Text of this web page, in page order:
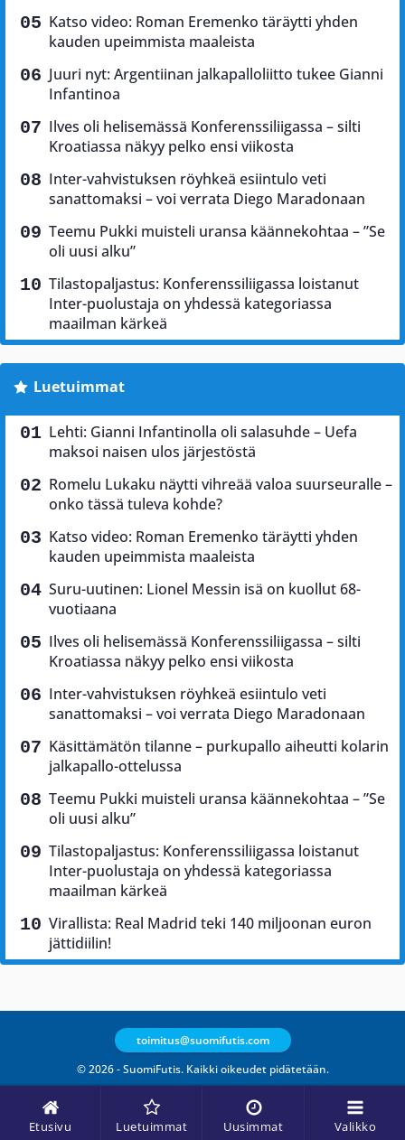
Etusivu Luetuimmat Uusimmat Valikko
Katso video: Roman Eremenko täräytti yhden
kauden upeimmista maaleista
Juuri nyt: Argentiinan jalkapalloliitto tukee Gianni
Infantinoa
Ilves oli helisemässä Konferenssiliigassa – silti
Kroatiassa näkyy pelko ensi viikosta
Inter-vahvistuksen röyhkeä esiintulo veti
sanattomaksi – voi verrata Diego Maradonaan
Teemu Pukki muisteli uransa käännekohtaa – ”Se
oli uusi alku”
Tilastopaljastus: Konferenssiliigassa loistanut
Inter-puolustaja on yhdessä kategoriassa
maailman kärkeä
Luetuimmat
Lehti: Gianni Infantinolla oli salasuhde – Uefa
maksoi naisen ulos järjestöstä
Romelu Lukaku näytti vihreää valoa suurseuralle –
onko tässä tuleva kohde?
Katso video: Roman Eremenko täräytti yhden
kauden upeimmista maaleista
Suru-uutinen: Lionel Messin isä on kuollut 68-
vuotiaana
Ilves oli helisemässä Konferenssiliigassa – silti
Kroatiassa näkyy pelko ensi viikosta
Inter-vahvistuksen röyhkeä esiintulo veti
sanattomaksi – voi verrata Diego Maradonaan
Käsittämätön tilanne – purkupallo aiheutti kolarin
jalkapallo-ottelussa
Teemu Pukki muisteli uransa käännekohtaa – ”Se
oli uusi alku”
Tilastopaljastus: Konferenssiliigassa loistanut
Inter-puolustaja on yhdessä kategoriassa
maailman kärkeä
Virallista: Real Madrid teki 140 miljoonan euron
jättidiilin!
© 2026 - SuomiFutis. Kaikki oikeudet pidätetään.
toimitus@suomifutis.com